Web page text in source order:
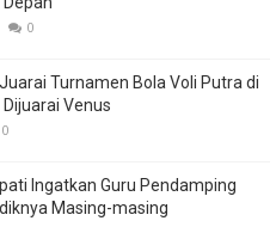
0
Turnamen Bola Voli Putra di
Venus
0
Ingatkan Guru Pendamping
Masing-masing